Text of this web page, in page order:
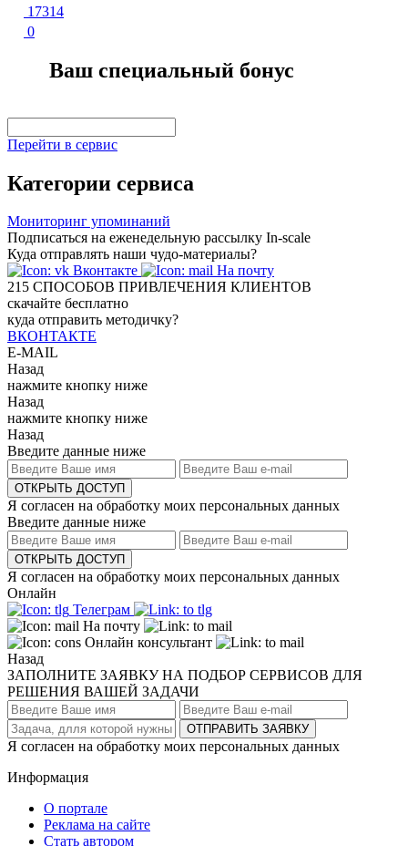
17314
0
Ваш специальный бонус
Перейти в сервис
Категории сервиса
Мониторинг упоминаний
Подписаться на еженедельную рассылку In-scale
Куда отправлять наши чудо-материалы?
Вконтакте
На почту
215 СПОСОБОВ ПРИВЛЕЧЕНИЯ КЛИЕНТОВ
скачайте бесплатно
куда отправить методичку?
ВКОНТАКТЕ
E-MAIL
Назад
нажмите кнопку ниже
Назад
нажмите кнопку ниже
Назад
Введите данные ниже
ОТКРЫТЬ ДОСТУП
Я согласен на обработку моих персональных данных
Введите данные ниже
ОТКРЫТЬ ДОСТУП
Я согласен на обработку моих персональных данных
Онлайн
Телеграм
На почту
Онлайн консультант
Назад
ЗАПОЛНИТЕ ЗАЯВКУ НА ПОДБОР СЕРВИСОВ ДЛЯ
РЕШЕНИЯ ВАШЕЙ ЗАДАЧИ
ОТПРАВИТЬ ЗАЯВКУ
Я согласен на обработку моих персональных данных
Информация
О портале
Реклама на сайте
Стать автором